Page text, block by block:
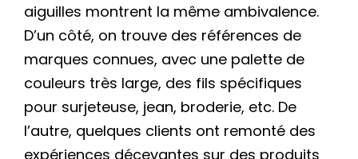
aiguilles montrent la même ambivalence.
D’un côté, on trouve des références de
marques connues, avec une palette de
couleurs très large, des fils spécifiques
pour surjeteuse, jean, broderie, etc. De
l’autre, quelques clients ont remonté des
expériences décevantes sur des produits